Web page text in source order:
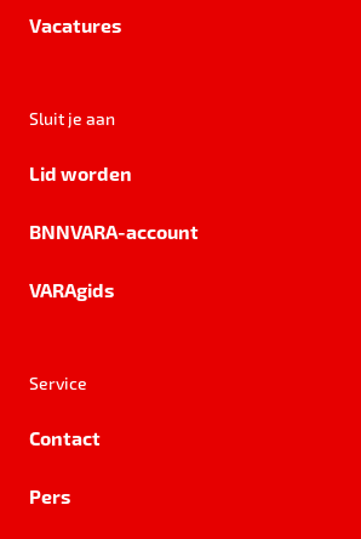
Vacatures
Sluit je aan
Lid worden
BNNVARA-account
VARAgids
Service
Contact
Pers